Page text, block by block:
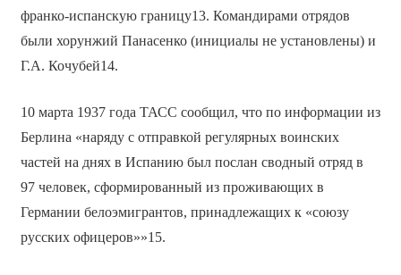
франко-испанскую границу13. Командирами отрядов
были хорунжий Панасенко (инициалы не установлены) и
Г.А. Кочубей14.
10 марта 1937 года ТАСС сообщил, что по информации из
Берлина «наряду с отправкой регулярных воинских
частей на днях в Испанию был послан сводный отряд в
97 человек, сформированный из проживающих в
Германии белоэмигрантов, принадлежащих к «союзу
русских офицеров»»15.